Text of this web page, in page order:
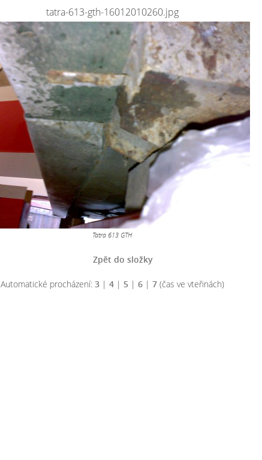
tatra-613-gth-16012010260.jpg
Tatra 613 GTH
Zpět do složky
Automatické procházení: 3| 4| 5| 6| 7(čas ve vteřinách)